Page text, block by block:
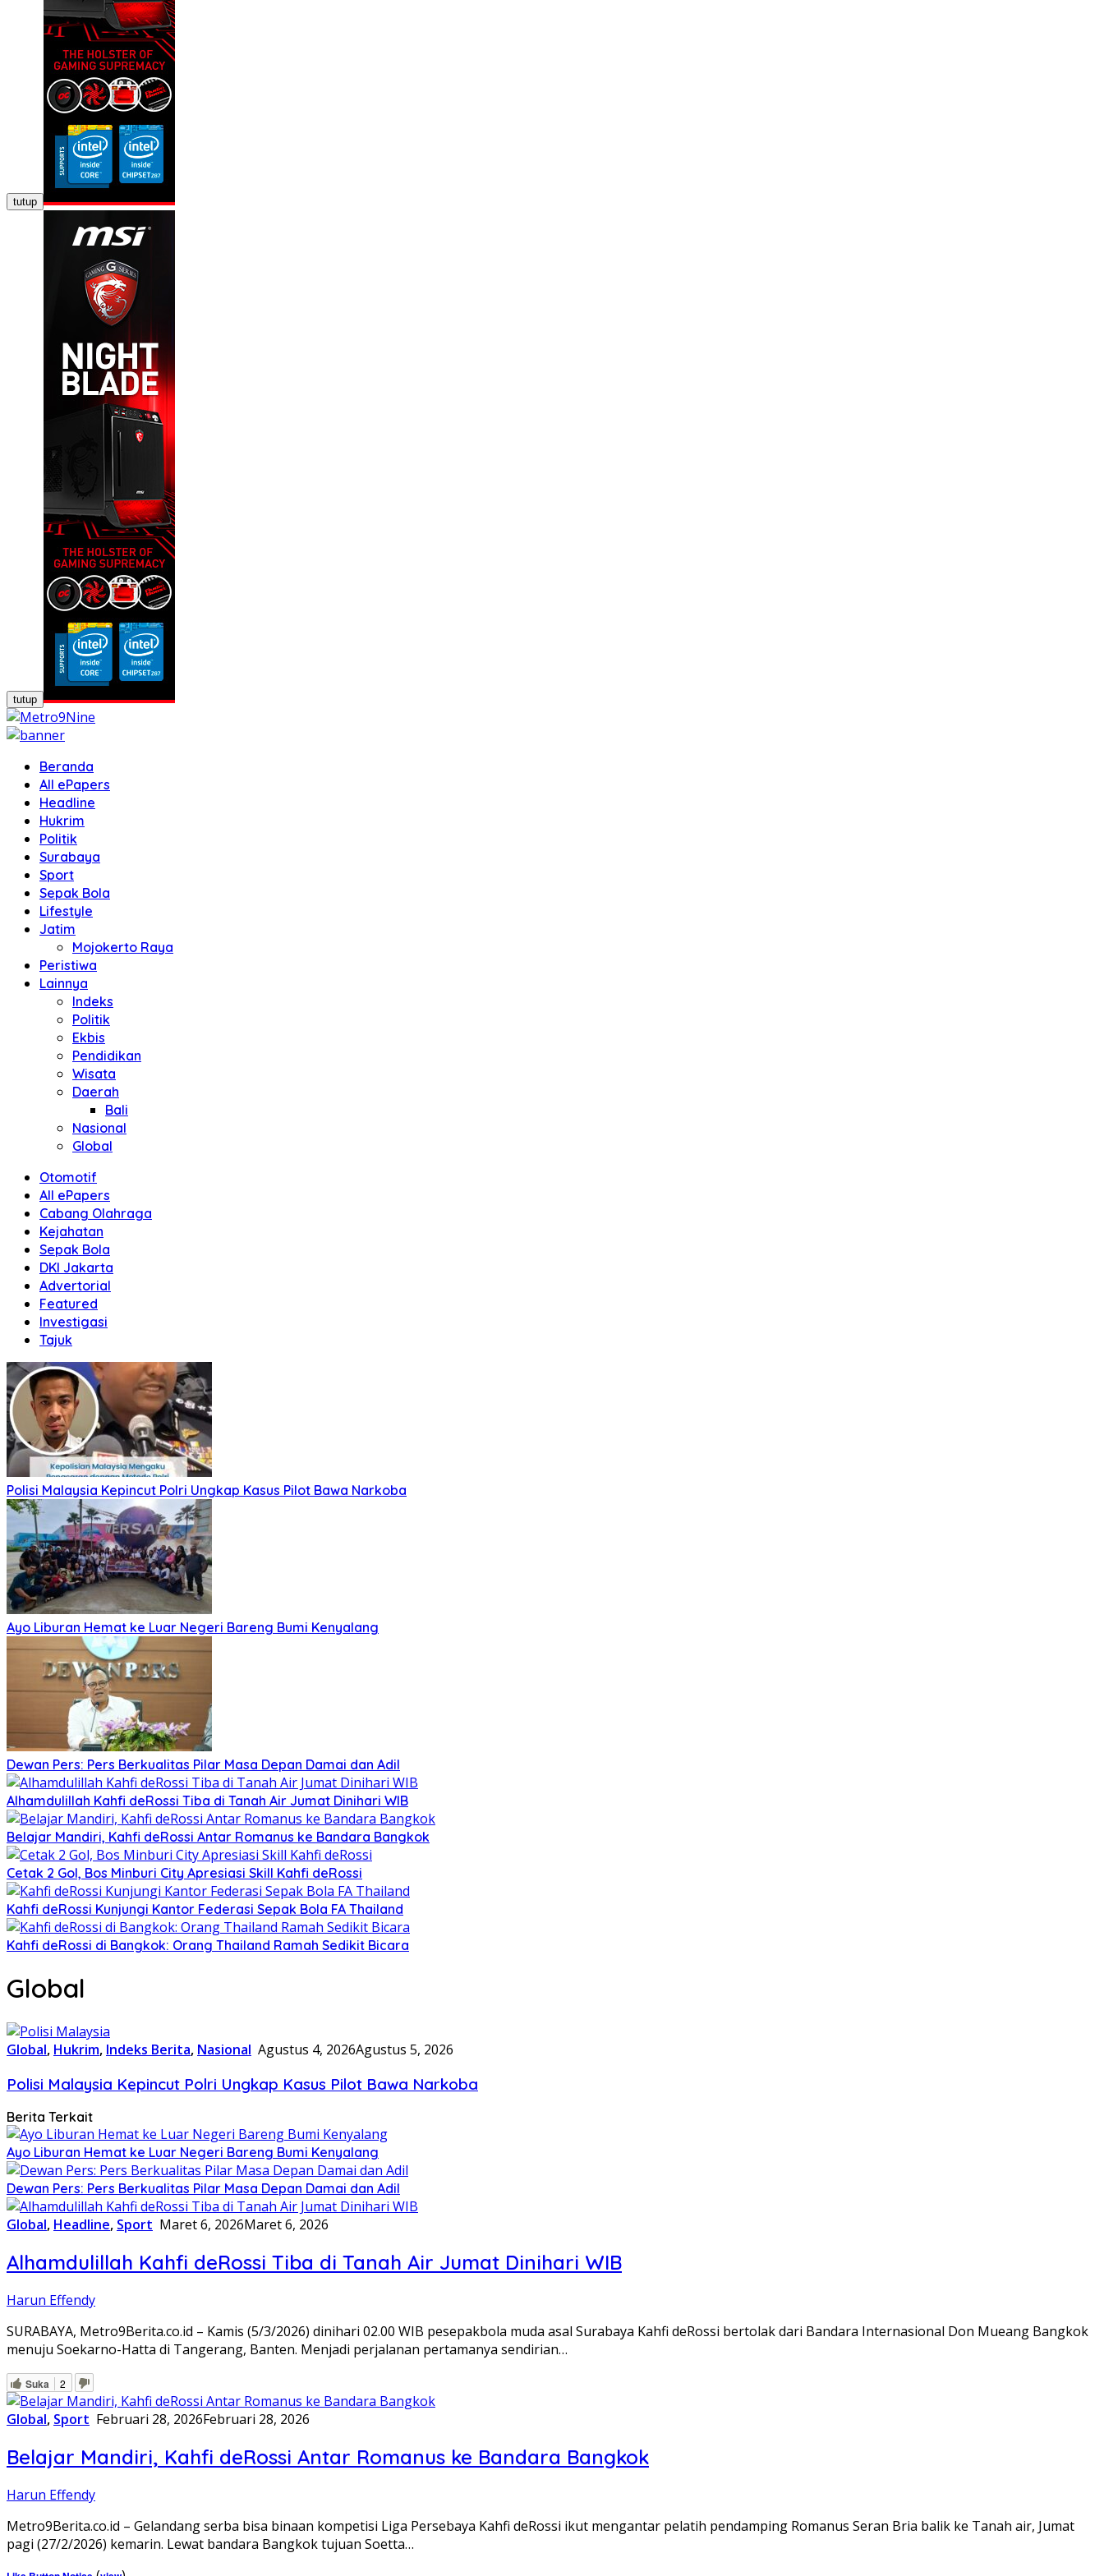
tutup
tutup
Beranda
All ePapers
Headline
Hukrim
Politik
Surabaya
Sport
Sepak Bola
Lifestyle
Jatim
Mojokerto Raya
Peristiwa
Lainnya
Indeks
Politik
Ekbis
Pendidikan
Wisata
Daerah
Bali
Nasional
Global
Otomotif
All ePapers
Cabang Olahraga
Kejahatan
Sepak Bola
DKI Jakarta
Advertorial
Featured
Investigasi
Tajuk
Polisi Malaysia Kepincut Polri Ungkap Kasus Pilot Bawa Narkoba
Ayo Liburan Hemat ke Luar Negeri Bareng Bumi Kenyalang
Dewan Pers: Pers Berkualitas Pilar Masa Depan Damai dan Adil
Alhamdulillah Kahfi deRossi Tiba di Tanah Air Jumat Dinihari WIB
Belajar Mandiri, Kahfi deRossi Antar Romanus ke Bandara Bangkok
Cetak 2 Gol, Bos Minburi City Apresiasi Skill Kahfi deRossi
Kahfi deRossi Kunjungi Kantor Federasi Sepak Bola FA Thailand
Kahfi deRossi di Bangkok: Orang Thailand Ramah Sedikit Bicara
Global
Global, Hukrim, Indeks Berita, Nasional Agustus 4, 2026Agustus 5, 2026
Polisi Malaysia Kepincut Polri Ungkap Kasus Pilot Bawa Narkoba
Berita Terkait
Ayo Liburan Hemat ke Luar Negeri Bareng Bumi Kenyalang
Dewan Pers: Pers Berkualitas Pilar Masa Depan Damai dan Adil
Global, Headline, Sport Maret 6, 2026Maret 6, 2026
Alhamdulillah Kahfi deRossi Tiba di Tanah Air Jumat Dinihari WIB
Harun Effendy
SURABAYA, Metro9Berita.co.id – Kamis (5/3/2026) dinihari 02.00 WIB pesepakbola muda asal Surabaya Kahfi deRossi bertolak dari Bandara Internasional Don Mueang Bangkok
menuju Soekarno-Hatta di Tangerang, Banten. Menjadi perjalanan pertamanya sendirian…
Suka 2
Global, Sport Februari 28, 2026Februari 28, 2026
Belajar Mandiri, Kahfi deRossi Antar Romanus ke Bandara Bangkok
Harun Effendy
Metro9Berita.co.id – Gelandang serba bisa binaan kompetisi Liga Persebaya Kahfi deRossi ikut mengantar pelatih pendamping Romanus Seran Bria balik ke Tanah air, Jumat
pagi (27/2/2026) kemarin. Lewat bandara Bangkok tujuan Soetta…